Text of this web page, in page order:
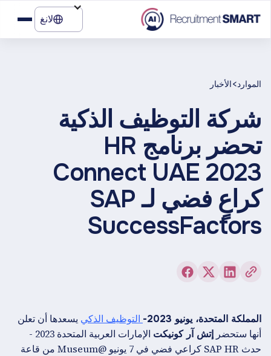
لانغ
الموارد>الأخبار
شركة التوظيف الذكية
تحضر برنامج HR
Connect UAE 2023
كراعٍ فضي لـ SAP
SuccessFactors
المملكة المتحدة، يونيو 2023- التوظيف الذكييسعدها أن تعلن
أنها ستحضرإتش آر كونيكت
الإمارات العربية المتحدة 2023 -
حدث SAP HR كراعي فضي في 7 يونيو @Museum من قاعة